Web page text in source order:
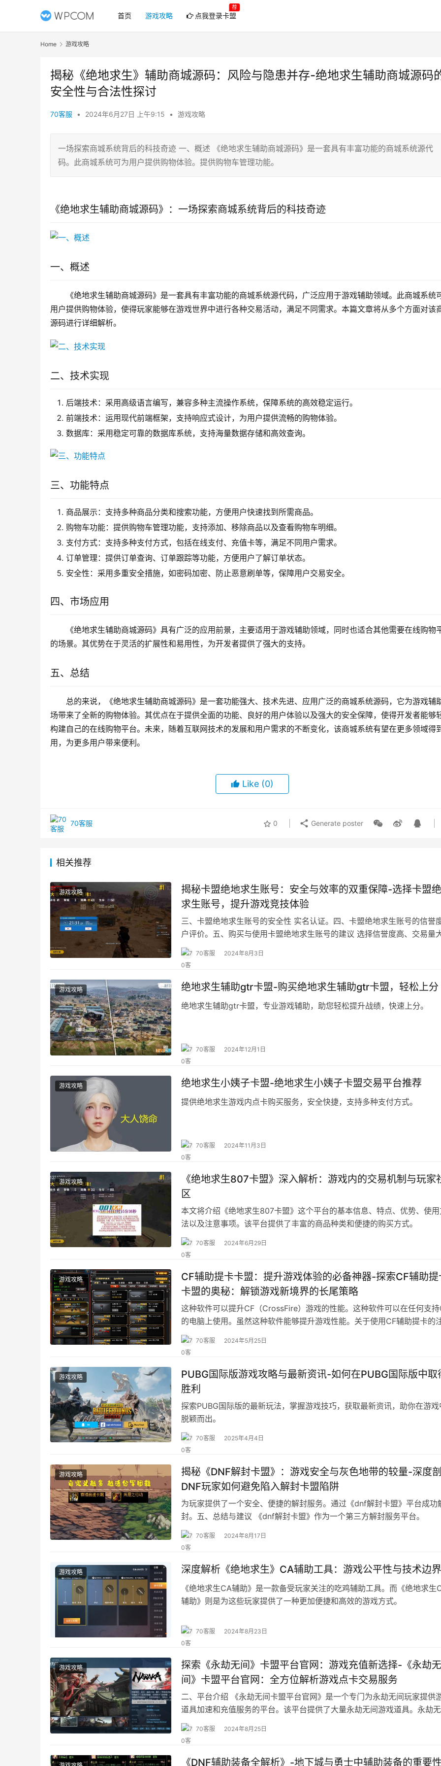
首页 游戏攻略 点我登录卡盟
荐
Home 游戏攻略
揭秘《绝地求生》辅助商城源码：风险与隐患并存-绝地求生辅助商城源码
安全性与合法性探讨
70客服 • 2024年6月27日 上午9:15 • 游戏攻略
一场探索商城系统背后的科技奇迹 一、概述 《绝地求生辅助商城源码》是一套具有丰富功能的商城系统源代
码。此商城系统可为用户提供购物体验。提供购物车管理功能。
《绝地求生辅助商城源码》：一场探索商城系统背后的科技奇迹
一、概述
《绝地求生辅助商城源码》是一套具有丰富功能的商城系统源代码，广泛应用于游戏辅助领域。此商城系统
用户提供购物体验，使得玩家能够在游戏世界中进行各种交易活动，满足不同需求。本篇文章将从多个方面对该
源码进行详细解析。
二、技术实现
后端技术：采用高级语言编写，兼容多种主流操作系统，保障系统的高效稳定运行。
前端技术：运用现代前端框架，支持响应式设计，为用户提供流畅的购物体验。
数据库：采用稳定可靠的数据库系统，支持海量数据存储和高效查询。
三、功能特点
商品展示：支持多种商品分类和搜索功能，方便用户快速找到所需商品。
购物车功能：提供购物车管理功能，支持添加、移除商品以及查看购物车明细。
支付方式：支持多种支付方式，包括在线支付、充值卡等，满足不同用户需求。
订单管理：提供订单查询、订单跟踪等功能，方便用户了解订单状态。
安全性：采用多重安全措施，如密码加密、防止恶意刷单等，保障用户交易安全。
四、市场应用
《绝地求生辅助商城源码》具有广泛的应用前景，主要适用于游戏辅助领域，同时也适合其他需要在线购物
的场景。其优势在于灵活的扩展性和易用性，为开发者提供了强大的支持。
五、总结
总的来说，《绝地求生辅助商城源码》是一套功能强大、技术先进、应用广泛的商城系统源码，它为游戏辅
场带来了全新的购物体验。其优点在于提供全面的功能、良好的用户体验以及强大的安全保障，使得开发者能够
构建自己的在线购物平台。未来，随着互联网技术的发展和用户需求的不断变化，该商城系统有望在更多领域得
用，为更多用户带来便利。
Like (0)
70客服 0 Generate poster
相关推荐
游戏攻略
揭秘卡盟绝地求生账号：安全与效率的双重保障-选择卡盟
求生账号，提升游戏竞技体验
三、卡盟绝地求生账号的安全性 实名认证。四、卡盟绝地求生账号的信誉
户评价。五、购买与使用卡盟绝地求生账号的建议 选择信誉度高、交易量
平台和卖家。
70客服 2024年8月3日
游戏攻略 绝地求生辅助gtr卡盟-购买绝地求生辅助gtr卡盟，轻松上分
绝地求生辅助gtr卡盟，专业游戏辅助，助您轻松提升战绩，快速上分。
70客服 2024年12月1日
游戏攻略 绝地求生小姨子卡盟-绝地求生小姨子卡盟交易平台推荐
提供绝地求生游戏内点卡购买服务，安全快捷，支持多种支付方式。
70客服 2024年11月3日
游戏攻略
《绝地求生807卡盟》深入解析：游戏内的交易机制与玩家
区
本文将介绍《绝地求生807卡盟》这个平台的基本信息、特点、优势、使用
法以及注意事项。该平台提供了丰富的商品种类和便捷的购买方式。
70客服 2024年6月29日
游戏攻略
CF辅助提卡卡盟：提升游戏体验的必备神器-探索CF辅助提
卡盟的奥秘：解锁游戏新境界的长尾策略
这种软件可以提升CF（CrossFire）游戏的性能。这种软件可以在任何支
的电脑上使用。虽然这种软件能够提升游戏性能。关于使用CF辅助提卡的
事项。
70客服 2024年5月25日
游戏攻略
PUBG国际版游戏攻略与最新资讯-如何在PUBG国际版中取
胜利
探索PUBG国际版的最新玩法，掌握游戏技巧，获取最新资讯，助你在游戏
脱颖而出。
70客服 2025年4月4日
游戏攻略
揭秘《DNF解封卡盟》：游戏安全与灰色地带的较量-深度
DNF玩家如何避免陷入解封卡盟陷阱
为玩家提供了一个安全、便捷的解封服务。通过《dnf解封卡盟》平台成功
封。五、总结与建议 《dnf解封卡盟》作为一个第三方解封服务平台。
70客服 2024年8月17日
游戏攻略 深度解析《绝地求生》CA辅助工具：游戏公平性与技术边界
《绝地求生CA辅助》是一款备受玩家关注的吃鸡辅助工具。而《绝地求生
辅助》则是为这些玩家提供了一种更加便捷和高效的游戏方式。
70客服 2024年8月23日
游戏攻略
探索《永劫无间》卡盟平台官网：游戏充值新选择-《永劫无
间》卡盟平台官网：全方位解析游戏点卡交易服务
二、平台介绍 《永劫无间卡盟平台官网》是一个专门为永劫无间玩家提供
道具加速和充值服务的平台。该平台提供了大量永劫无间游戏道具。永劫无
卡盟平台官网。
70客服 2024年8月25日
《DNF辅助装备全解析》-地下城与勇士中辅助装备的重要